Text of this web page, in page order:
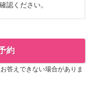
認ください。
約
答えできない場合がありま